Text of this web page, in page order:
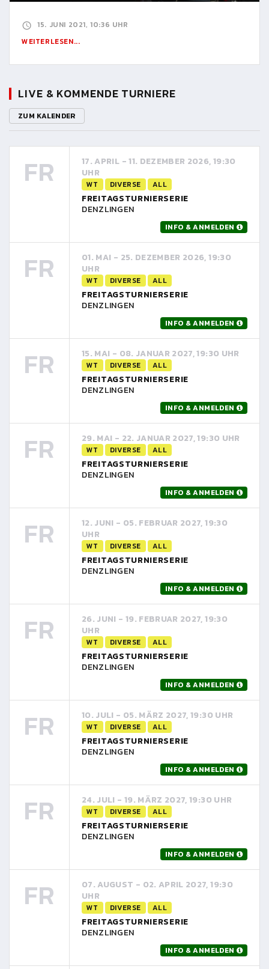
15. JUNI 2021, 10:36 UHR
WEITERLESEN...
LIVE & KOMMENDE TURNIERE
ZUM KALENDER
FR
17. APRIL - 11. DEZEMBER 2026, 19:30
UHR
WT DIVERSE ALL
FREITAGSTURNIERSERIE
DENZLINGEN
INFO & ANMELDEN
FR
01. MAI - 25. DEZEMBER 2026, 19:30
UHR
WT DIVERSE ALL
FREITAGSTURNIERSERIE
DENZLINGEN
INFO & ANMELDEN
FR 15. MAI - 08. JANUAR 2027, 19:30 UHR
WT DIVERSE ALL
FREITAGSTURNIERSERIE
DENZLINGEN
INFO & ANMELDEN
FR 29. MAI - 22. JANUAR 2027, 19:30 UHR
WT DIVERSE ALL
FREITAGSTURNIERSERIE
DENZLINGEN
INFO & ANMELDEN
FR
12. JUNI - 05. FEBRUAR 2027, 19:30
UHR
WT DIVERSE ALL
FREITAGSTURNIERSERIE
DENZLINGEN
INFO & ANMELDEN
FR
26. JUNI - 19. FEBRUAR 2027, 19:30
UHR
WT DIVERSE ALL
FREITAGSTURNIERSERIE
DENZLINGEN
INFO & ANMELDEN
FR 10. JULI - 05. MÄRZ 2027, 19:30 UHR
WT DIVERSE ALL
FREITAGSTURNIERSERIE
DENZLINGEN
INFO & ANMELDEN
FR 24. JULI - 19. MÄRZ 2027, 19:30 UHR
WT DIVERSE ALL
FREITAGSTURNIERSERIE
DENZLINGEN
INFO & ANMELDEN
FR
07. AUGUST - 02. APRIL 2027, 19:30
UHR
WT DIVERSE ALL
FREITAGSTURNIERSERIE
DENZLINGEN
INFO & ANMELDEN